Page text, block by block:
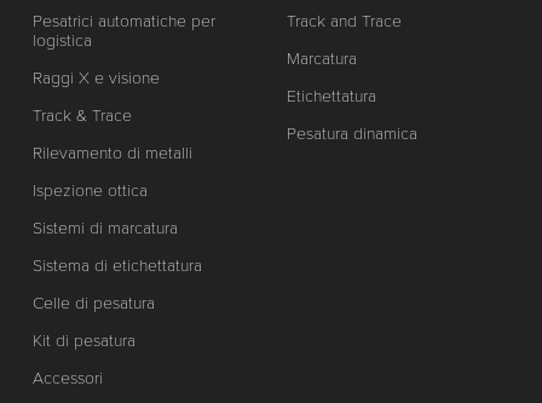
Pesatrici automatiche per
logistica
Raggi X e visione
Track & Trace
Rilevamento di metalli
Ispezione ottica
Sistemi di marcatura
Sistema di etichettatura
Celle di pesatura
Kit di pesatura
Accessori
Track and Trace
Marcatura
Etichettatura
Pesatura dinamica